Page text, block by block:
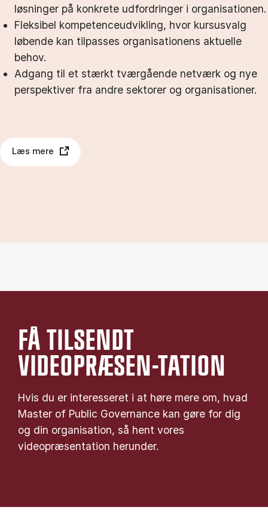
løsninger på konkrete udfordringer i organisationen.
Fleksibel kompetenceudvikling, hvor kursusvalg
løbende kan tilpasses organisationens aktuelle
behov.
Adgang til et stærkt tværgående netværk og nye
perspektiver fra andre sektorer og organisationer.
Læs mere
FÅ TILSENDT
VIDEOPRÆSEN-TATION
Hvis du er interesseret i at høre mere om, hvad
Master of Public Governance kan gøre for dig
og din organisation, så hent vores
videopræsentation herunder.